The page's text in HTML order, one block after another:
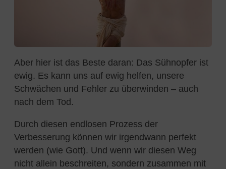
Aber hier ist das Beste daran: Das Sühnopfer ist
ewig. Es kann uns auf ewig helfen, unsere
Schwächen und Fehler zu überwinden – auch
nach dem Tod.
Durch diesen endlosen Prozess der
Verbesserung können wir irgendwann perfekt
werden (wie Gott). Und wenn wir diesen Weg
nicht allein beschreiten, sondern zusammen mit